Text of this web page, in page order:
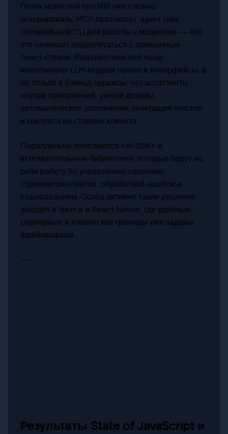
Поток новостей про ИИ уже сложно
игнорировать: MCP‑протоколы, agent skills,
специальные CLI для работы с моделями — всё
это начинает переплетаться с привычным
React‑стеком. Разработчики всё чаще
интегрируют LLM‑модели прямо в интерфейсы, а
не только в бэкенд‑сервисы: чат‑ассистенты
внутри приложений, умные формы,
автоматическое заполнение, генерация текстов
и контента на стороне клиента.
Параллельно появляются «AI‑SDK» и
вспомогательные библиотеки, которые берут на
себя работу по управлению сессиями,
стримингом ответов, обработкой ошибок и
кэшированием. Особо активно такие решения
заходят в Next.js и React Native, где удобные
серверные и клиентские границы уже заданы
фреймворком.
---
Результаты State of JavaScript и